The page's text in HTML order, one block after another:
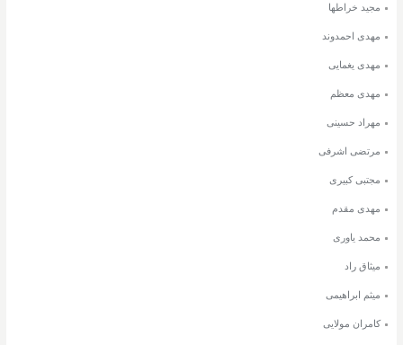
مجید خراطها
مهدی احمدوند
مهدی یغمایی
مهدی معظم
مهراد حسینی
مرتضی اشرفی
مجتبی کبیری
مهدی مقدم
محمد یاوری
میثاق راد
میثم ابراهیمی
کامران مولایی